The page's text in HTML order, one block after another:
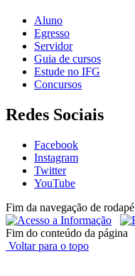
Aluno
Egresso
Servidor
Guia de cursos
Estude no IFG
Concursos
Redes Sociais
Facebook
Instagram
Twitter
YouTube
Fim da navegação de rodapé
Fim do conteúdo da página
Voltar para o topo